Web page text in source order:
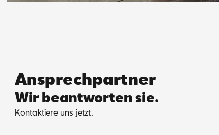
Ansprechpartner
Wir beantworten sie.
Kon­tak­tie­re uns jetzt.